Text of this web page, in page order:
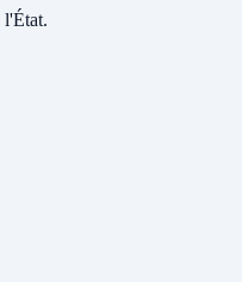
l'État.